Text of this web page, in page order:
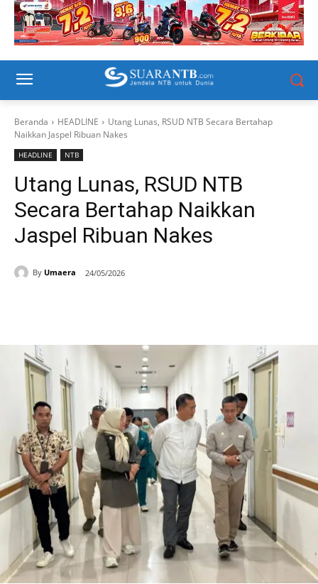
Beranda HEADLINE
Utang Lunas, RSUD NTB Secara Bertahap
Naikkan Jaspel Ribuan Nakes
HEADLINE NTB
Utang Lunas, RSUD NTB
Secara Bertahap Naikkan
Jaspel Ribuan Nakes
By Umaera 24/05/2026